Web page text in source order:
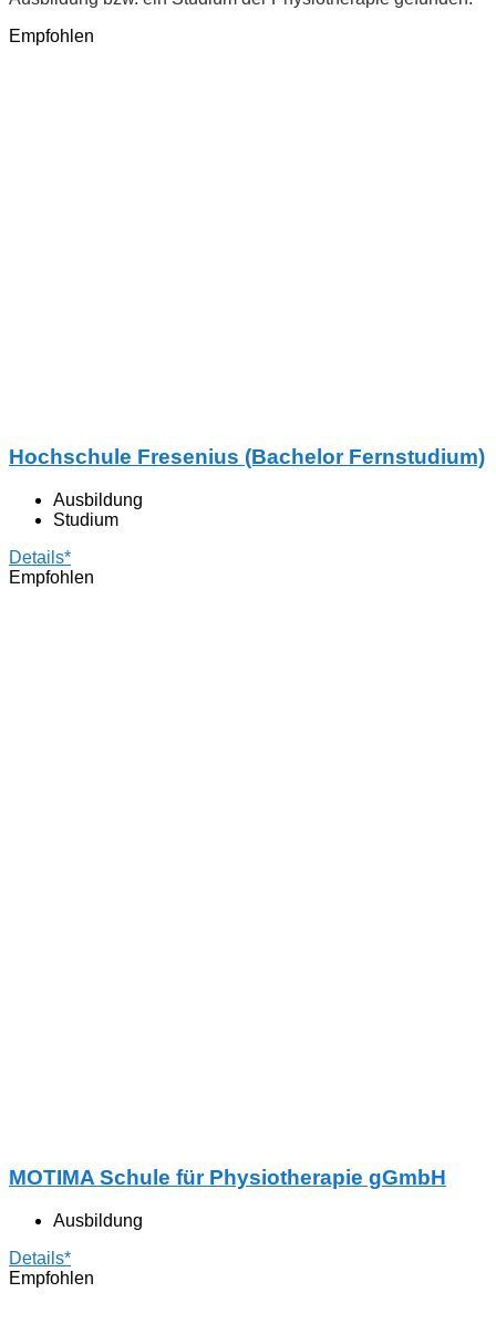
Empfohlen
Hochschule Fresenius (Bachelor Fernstudium)
Ausbildung
Studium
Details*
Empfohlen
MOTIMA Schule für Physiotherapie gGmbH
Ausbildung
Details*
Empfohlen